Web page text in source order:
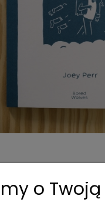
techniczne
o